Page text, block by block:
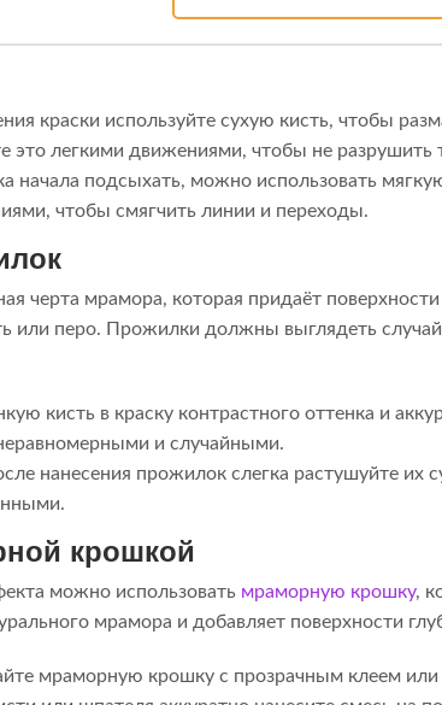
краски используйте сухую кисть, чтобы
это легкими движениями, чтобы не разрушить
начала подсыхать, можно использовать
чтобы смягчить линии и переходы.
черта мрамора, которая придаёт
или перо. Прожилки должны выглядеть
кисть в краску контрастного оттенка и
и случайными.
нанесения прожилок слегка растушуйте их
крошкой
можно использовать мраморную крошку,
мрамора и добавляет поверхности
мраморную крошку с прозрачным клеем или